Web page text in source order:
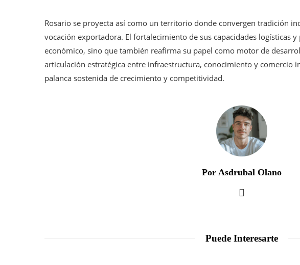
Rosario se proyecta así como un territorio donde convergen tradición
vocación exportadora. El fortalecimiento de sus capacidades logísticas
económico, sino que también reafirma su papel como motor de
articulación estratégica entre infraestructura, conocimiento y comercio
palanca sostenida de crecimiento y competitividad.
Por Asdrubal Olano
Puede Interesarte